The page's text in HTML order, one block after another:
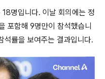
명입니다. 이날 회의에는 정
포함해 9명만이 참석했습니
석률을 보여주는 결과입니다.